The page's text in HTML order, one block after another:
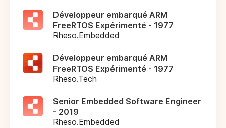
Développeur embarqué ARM
FreeRTOS Expérimenté - 1977
Rheso.Embedded
Développeur embarqué ARM
FreeRTOS Expérimenté - 1977
Rheso.Tech
Senior Embedded Software Engineer
- 2019
Rheso.Embedded